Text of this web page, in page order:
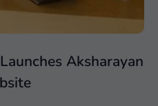
Aksharayan